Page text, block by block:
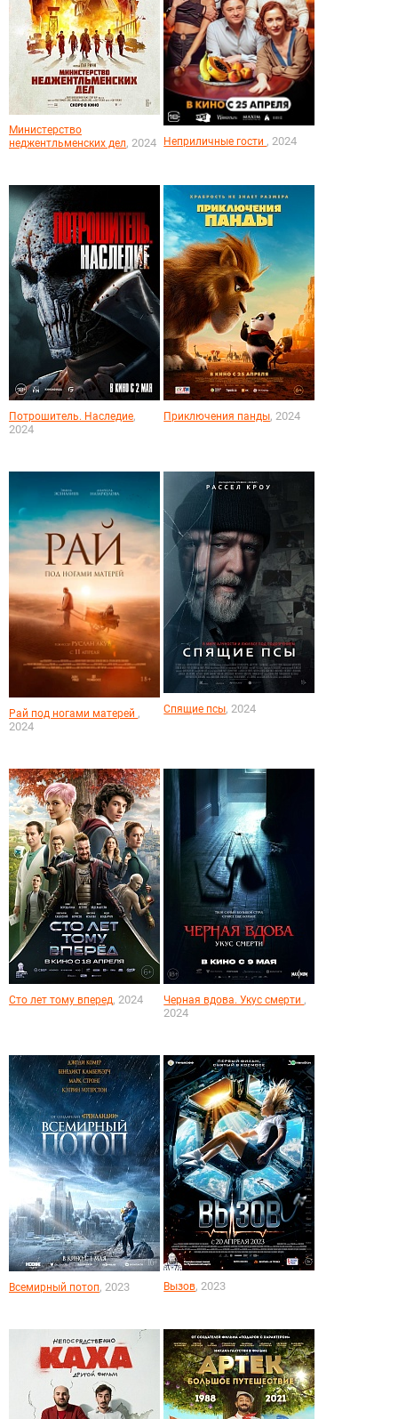
Министерство
неджентльменских дел, 2024 Неприличные гости , 2024
Потрошитель. Наследие,
2024
Приключения панды, 2024
Рай под ногами матерей ,
2024
Спящие псы, 2024
Сто лет тому вперед, 2024 Черная вдова. Укус смерти ,
2024
Всемирный потоп, 2023 Вызов, 2023